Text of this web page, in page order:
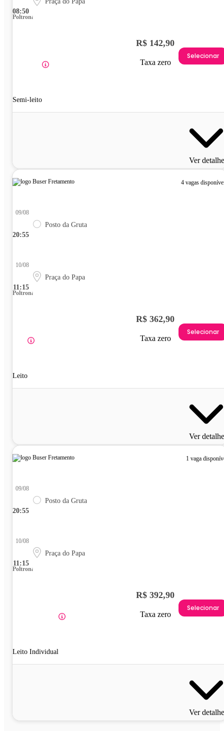
08:50
Poltrona
Semi-leito
R$ 142,90
Taxa zero
Selecionar
Ver
4 vagas
20:55
09/08
Posto da Gruta
11:15
10/08
Praça do Papa
Poltrona
Leito
R$ 362,90
Taxa zero
Selecionar
Ver
1 vaga
20:55
09/08
Posto da Gruta
11:15
10/08
Praça do Papa
Poltrona
Leito Individual
R$ 392,90
Taxa zero
Selecionar
Ver